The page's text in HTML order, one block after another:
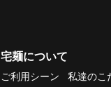
宅麺について
ご利用シーン 私達のこ